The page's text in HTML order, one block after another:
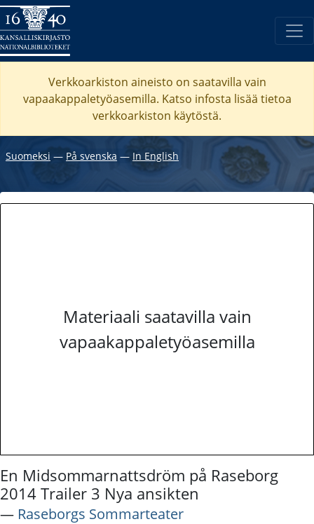
Verkkoarkiston aineisto on saatavilla vain
vapaakappaletyöasemilla. Katso infosta lisää tietoa
verkkoarkiston käytöstä.
Suomeksi ― På svenska ― In English
Materiaali saatavilla vain
vapaakappaletyöasemilla
En Midsommarnattsdröm på Raseborg
2014 Trailer 3 Nya ansikten
― Raseborgs Sommarteater